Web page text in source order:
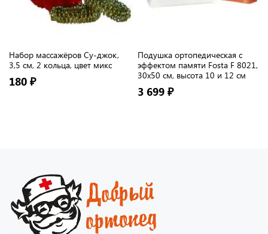
Набор массажёров Су-джок,
3,5 см, 2 кольца, цвет микс
180 ₽
Подушка ортопедическая с
эффектом памяти Fosta F 8021,
30х50 см, высота 10 и 12 см
3 699 ₽